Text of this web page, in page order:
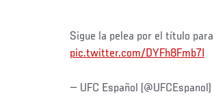
Sigue la pelea por el título para
pic.twitter.com/DYFh8Fmb7I
— UFC Español (@UFCEspanol)